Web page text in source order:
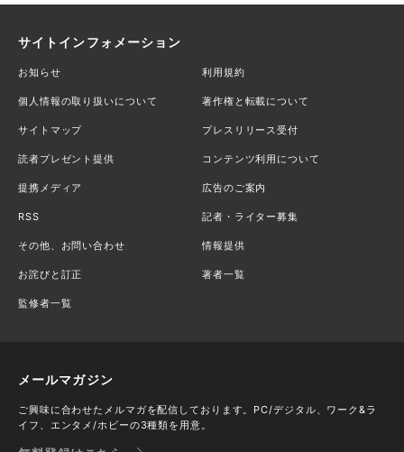
サイトインフォメーション
お知らせ 利用規約
個人情報の取り扱いについて 著作権と転載について
サイトマップ プレスリリース受付
読者プレゼント提供 コンテンツ利用について
提携メディア 広告のご案内
RSS 記者・ライター募集
その他、お問い合わせ 情報提供
お詫びと訂正 著者一覧
監修者一覧
メールマガジン
ご興味に合わせたメルマガを配信しております。PC/デジタル、ワーク&ラ
イフ、エンタメ/ホビーの3種類を用意。